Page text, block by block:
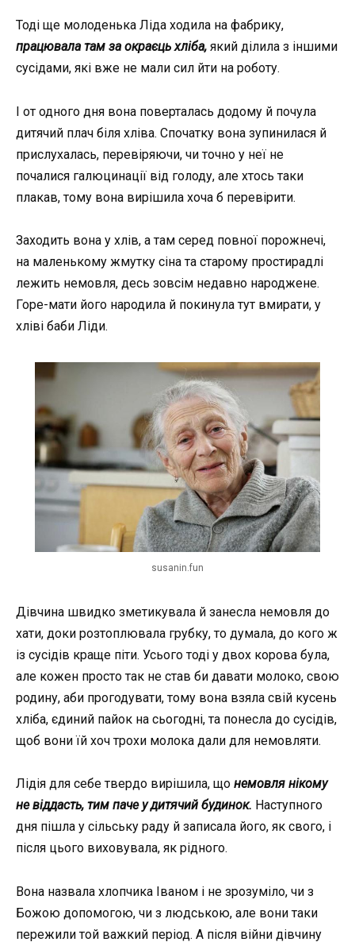
Тоді ще молоденька Ліда ходила на фабрику,
працювала там за окраєць хліба, який ділила з іншими
сусідами, які вже не мали сил йти на роботу.
І от одного дня вона поверталась додому й почула
дитячий плач біля хліва. Спочатку вона зупинилася й
прислухалась, перевіряючи, чи точно у неї не
почалися галюцинації від голоду, але хтось таки
плакав, тому вона вирішила хоча б перевірити.
Заходить вона у хлів, а там серед повної порожнечі,
на маленькому жмутку сіна та старому простирадлі
лежить немовля, десь зовсім недавно народжене.
Горе-мати його народила й покинула тут вмирати, у
хліві баби Ліди.
susanin.fun
Дівчина швидко зметикувала й занесла немовля до
хати, доки розтоплювала грубку, то думала, до кого ж
із сусідів краще піти. Усього тоді у двох корова була,
але кожен просто так не став би давати молоко, свою
родину, аби прогодувати, тому вона взяла свій кусень
хліба, єдиний пайок на сьогодні, та понесла до сусідів,
щоб вони їй хоч трохи молока дали для немовляти.
Лідія для себе твердо вирішила, що немовля нікому
не віддасть, тим паче у дитячий будинок. Наступного
дня пішла у сільську раду й записала його, як свого, і
після цього виховувала, як рідного.
Вона назвала хлопчика Іваном і не зрозуміло, чи з
Божою допомогою, чи з людською, але вони таки
пережили той важкий період. А після війни дівчину